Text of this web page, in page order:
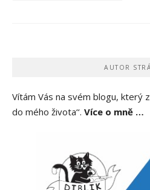
AUTOR
Vítám Vás na svém blogu, který
do mého života‘‘. Více o mně …